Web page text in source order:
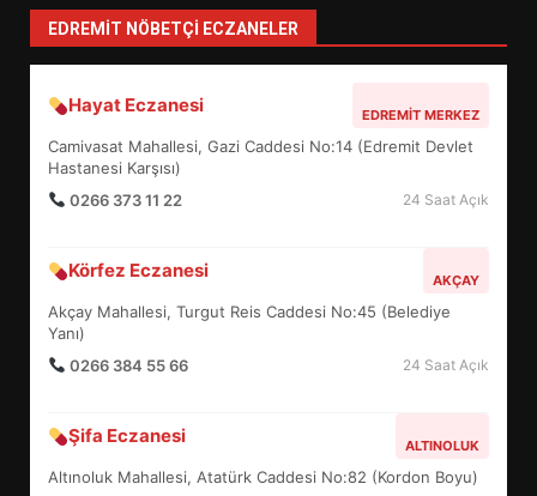
EDREMIT NÖBETÇI ECZANELER
Hayat Eczanesi EDREMIT MERKEZ
Camivasat Mahallesi, Gazi Caddesi No:14 (Edremit Devlet
Hastanesi Karşısı)
0266 373 11 22
24 Saat Açık
Körfez Eczanesi AKÇAY
Akçay Mahallesi, Turgut Reis Caddesi No:45 (Belediye
Yanı)
0266 384 55 66
24 Saat Açık
Şifa Eczanesi ALTINOLUK
Altınoluk Mahallesi, Atatürk Caddesi No:82 (Kordon Boyu)
4
5
BALIKESİR MÜZELERİNDE SÜRE
UZATILDI: NE DEĞİŞTİ?
6
TURNUVASI KAYITLARI NEYİ
7
YENİ YÖNETİM NASIL
ŞEKİLLENDİ?